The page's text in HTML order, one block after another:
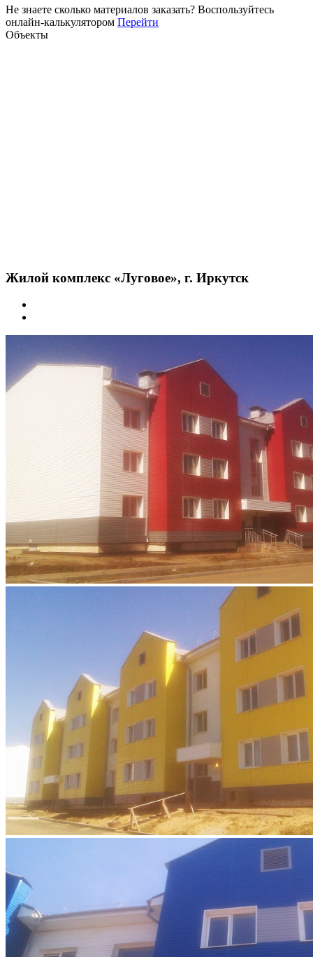
Не знаете сколько материалов заказать? Воспользуйтесь
онлайн-калькулятором Перейти
Объекты
Жилой комплекс «Луговое», г. Иркутск